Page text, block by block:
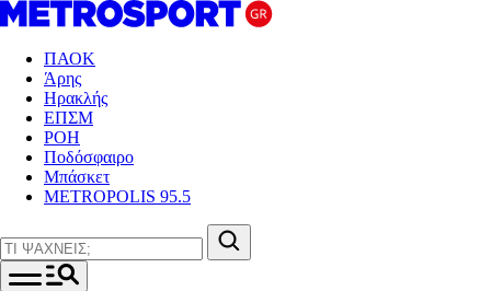
ΠΑΟΚ
Άρης
Ηρακλής
ΕΠΣΜ
ΡΟΗ
Ποδόσφαιρο
Μπάσκετ
METROPOLIS 95.5